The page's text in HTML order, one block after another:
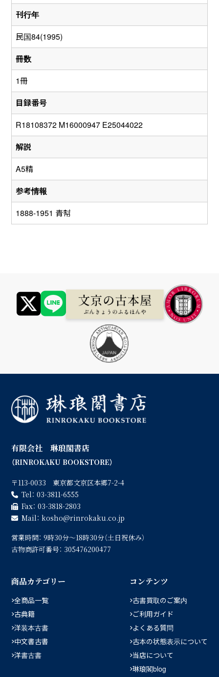
刊行年
民国84(1995)
冊数
1冊
目録番号
R18108372 M16000947 E25044022
解説
A5精
参考情報
1888-1951 青幇
有限会社 琳琅閣書店
（RINROKAKU BOOKSTORE）
〒113-0033 東京都文京区本郷7-2-4
Tel： 03-3811-6555
Fax： 03-3818-2803
Mail： kosho
rinrokaku.co.jp
営業時間： 9時30分〜18時30分（土日祝休み）
古物商許可番号： 305476200477
商品カテゴリー
全商品一覧
古典籍
洋装本古書
中文書古書
洋書古書
コンテンツ
古書買取のご案内
ご利用ガイド
よくある質問
古本の状態表示について
当店について
琳琅閣blog